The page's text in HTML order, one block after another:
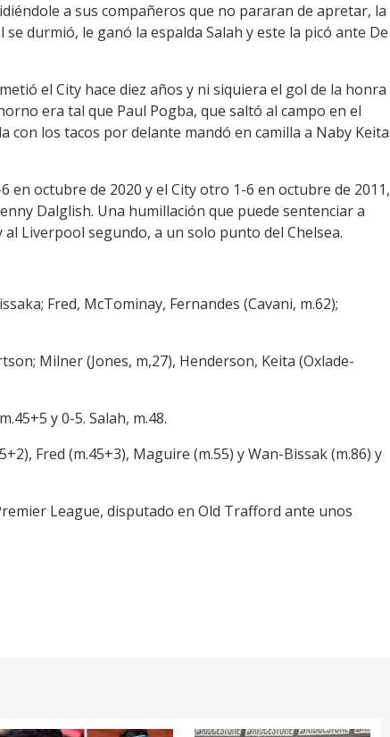
a sus compañeros que no pararan de apretar, la
durmió, le ganó la espalda Salah y este la picó ante De
el City hace diez años y ni siquiera el gol de la honra
era tal que Paul Pogba, que saltó al campo en el
los tacos por delante mandó en camilla a Naby Keita
en octubre de 2020 y el City otro 1-6 en octubre de 2011,
Dalglish. Una humillación que puede sentenciar a
Liverpool segundo, a un solo punto del Chelsea.
Fred, McTominay, Fernandes (Cavani, m.62);
Milner (Jones, m,27), Henderson, Keita (Oxlade-
y 0-5. Salah, m.48.
Fred (m.45+3), Maguire (m.55) y Wan-Bissak (m.86) y
League, disputado en Old Trafford ante unos